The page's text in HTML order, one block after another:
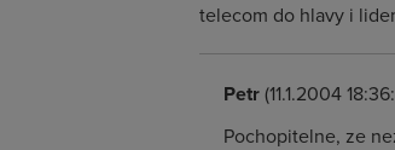
telecom do hlavy i
Petr(11.1.2004
Pochopitelne, ze